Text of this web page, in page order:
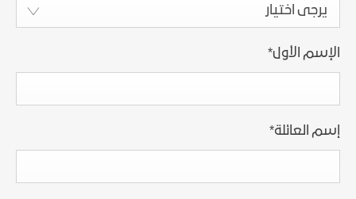
يرجى اختيار
الإسم الأول*
إسم العائلة*